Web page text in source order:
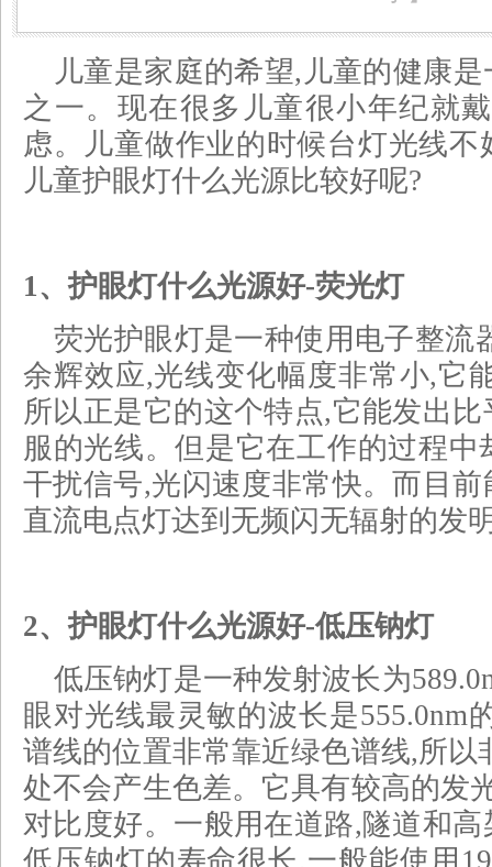
儿童是家庭的希望,儿童的健康
之一。现在很多儿童很小年纪就
虑。儿童做作业的时候台灯光线
儿童护眼灯什么光源比较好呢?
1、护眼灯什么光源好-荧光灯
荧光护眼灯是一种使用电子整流
余辉效应,光线变化幅度非常小,它
所以正是它的这个特点,它能发出
服的光线。但是它在工作的过程中
干扰信号,光闪速度非常快。而目
直流电点灯达到无频闪无辐射的发
2、护眼灯什么光源好-低压钠灯
低压钠灯是一种发射波长为
眼对光线最灵敏的波长是555.0nm
谱线的位置非常靠近绿色谱线,所以
处不会产生色差。它具有较高的发
对比度好。一般用在道路,隧道和
低压钠灯的寿命很长,一般能使用